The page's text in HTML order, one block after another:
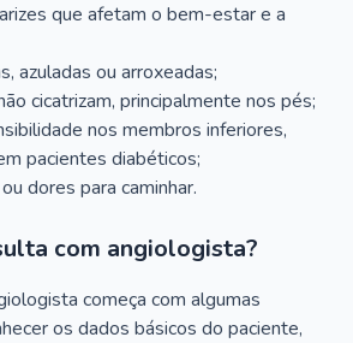
que afetam o bem-estar e a
azuladas ou arroxeadas;
cicatrizam, principalmente nos pés;
nos membros inferiores,
pacientes diabéticos;
dores para caminhar.
com angiologista?
começa com algumas
os dados básicos do paciente,